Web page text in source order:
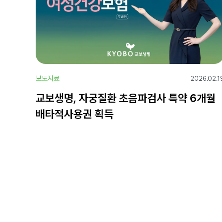
보도자료
교보생명, 자궁질환 초음파검사 특약 6개월
배타적사용권 획득